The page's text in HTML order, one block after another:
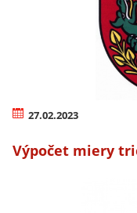
27.02.2023
Výpočet miery